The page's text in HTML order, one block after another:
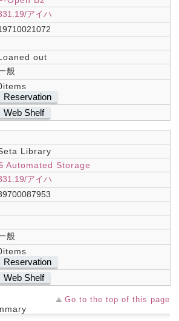
アイハ
out
般
Reservation
Web Shelf
Library
Automated Storage
アイハ
般
Reservation
Web Shelf
Go to the top of this page